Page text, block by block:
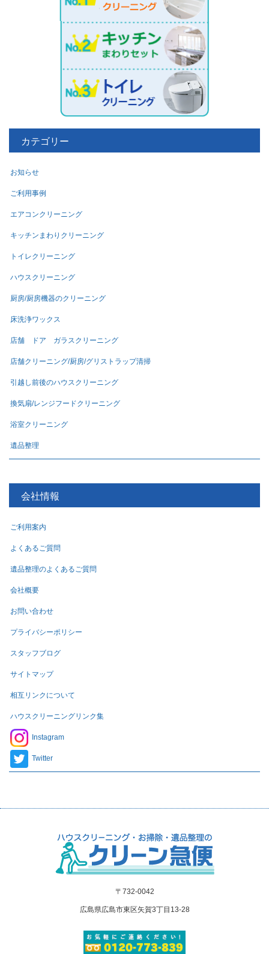
カテゴリー
お知らせ
ご利用事例
エアコンクリーニング
キッチンまわりクリーニング
トイレクリーニング
ハウスクリーニング
厨房/厨房機器のクリーニング
床洗浄ワックス
店舗 ドア ガラスクリーニング
店舗クリーニング/厨房/グリストラップ清掃
引越し前後のハウスクリーニング
換気扇/レンジフードクリーニング
浴室クリーニング
遺品整理
会社情報
ご利用案内
よくあるご質問
遺品整理のよくあるご質問
会社概要
お問い合わせ
プライバシーポリシー
スタッフブログ
サイトマップ
相互リンクについて
ハウスクリーニングリンク集
Instagram
Twitter
〒732-0042
広島県広島市東区矢賀3丁目13-28